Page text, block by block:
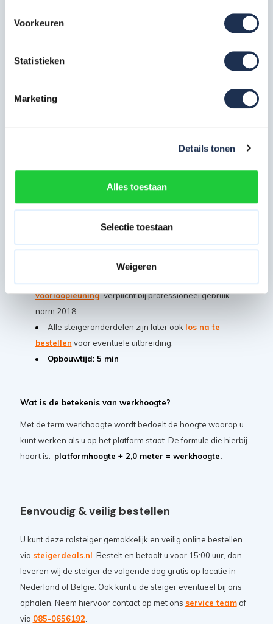
Voorkeuren
Statistieken
Marketing
Details tonen
Alles toestaan
Selectie toestaan
Weigeren
Alle onderdelen van onze rolsteigers voldoen aan de
een TÜV certificaaten
voldoen aan de NEN-EN 1004 norm (Steigerklasse II).
Hierdoor bent u verzekerd van kwaliteit en veiligheid van
fabrieksgarantie bij ons.
gemakkelijker gaat.
De horizontale en diagonale schoren van een
voorloopleuning. Verplicht bij professioneel gebruik -
norm 2018
Alle steigeronderdelen zijn later ook los na te
bestellen voor eventuele uitbreiding.
Opbouwtijd: 5 min
Wat is de betekenis van werkhoogte?
Met de term werkhoogte wordt bedoelt de hoogte waarop u
kunt werken als u op het platform staat. De formule die hierbij
hoort is: platformhoogte + 2,0 meter = werkhoogte.
Eenvoudig & veilig bestellen
U kunt deze rolsteiger gemakkelijk en veilig online bestellen
via steigerdeals.nl . Bestelt en betaalt u voor 15:00 uur, dan
leveren wij de steiger de volgende dag gratis op locatie in
Nederland of België. Ook kunt u de steiger eventueel bij ons
ophalen. Neem hiervoor contact op met ons service teamof
via 085-0656192